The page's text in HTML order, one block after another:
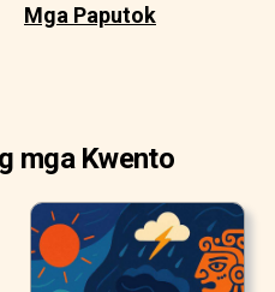
Mga Paputok
mga Kwento